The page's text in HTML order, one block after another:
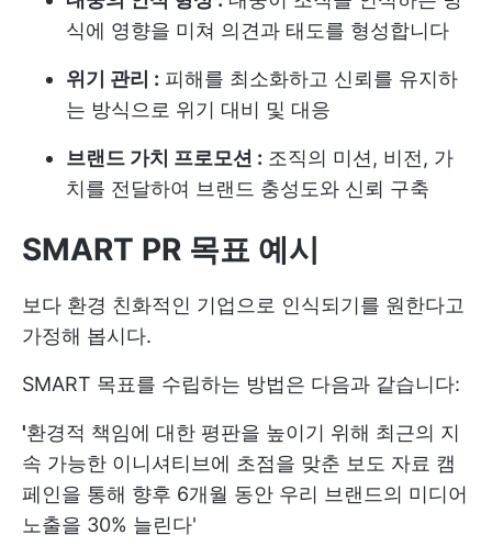
식에 영향을 미쳐 의견과 태도를 형성합니다
위기 관리 : 피해를 최소화하고 신뢰를 유지하
는 방식으로 위기 대비 및 대응
브랜드 가치 프로모션 : 조직의 미션, 비전, 가
치를 전달하여 브랜드 충성도와 신뢰 구축
SMART PR 목표 예시
보다 환경 친화적인 기업으로 인식되기를 원한다고
가정해 봅시다.
SMART 목표를 수립하는 방법은 다음과 같습니다:
'환경적 책임에 대한 평판을 높이기 위해 최근의 지
속 가능한 이니셔티브에 초점을 맞춘 보도 자료 캠
페인을 통해 향후 6개월 동안 우리 브랜드의 미디어
노출을 30% 늘린다'